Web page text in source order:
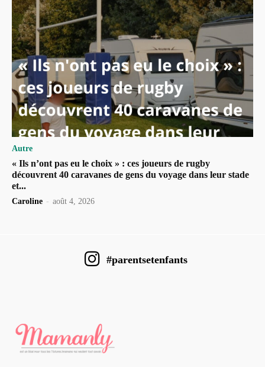
Autre
« Ils n’ont pas eu le choix » : ces joueurs de rugby
découvrent 40 caravanes de gens du voyage dans leur stade
et...
Caroline - août 4, 2026
#parentsetenfants